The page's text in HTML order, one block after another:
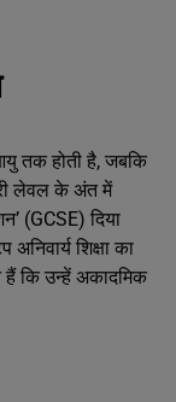
तक होती है, जबकि
लेवल के अंत में
(GCSE) दिया
शिक्षा का
कि उन्हें अकादमिक